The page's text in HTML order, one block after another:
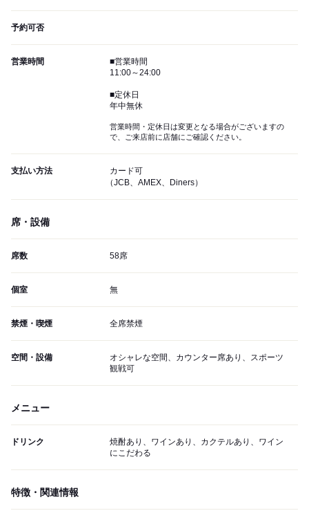
予約可否
営業時間
■営業時間
11:00～24:00
■定休日
年中無休
営業時間・定休日は変更となる場合がございますの
で、ご来店前に店舗にご確認ください。
支払い方法
カード可
（JCB、AMEX、Diners）
席・設備
席数 58席
個室 無
禁煙・喫煙 全席禁煙
空間・設備
オシャレな空間、カウンター席あり、スポーツ
観戦可
メニュー
ドリンク
焼酎あり、ワインあり、カクテルあり、ワイン
にこだわる
特徴・関連情報